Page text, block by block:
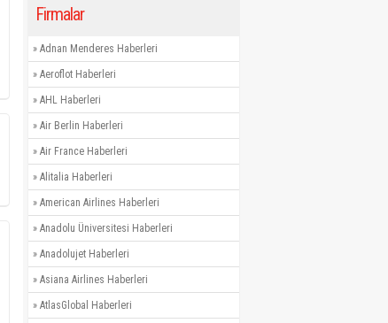
Firmalar
» Adnan Menderes Haberleri
» Aeroflot Haberleri
» AHL Haberleri
» Air Berlin Haberleri
» Air France Haberleri
» Alitalia Haberleri
» American Airlines Haberleri
» Anadolu Üniversitesi Haberleri
» Anadolujet Haberleri
» Asiana Airlines Haberleri
» AtlasGlobal Haberleri